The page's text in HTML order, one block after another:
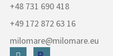
+48 731 690 418
+49 172 872 63 16
milomare@milomare.eu